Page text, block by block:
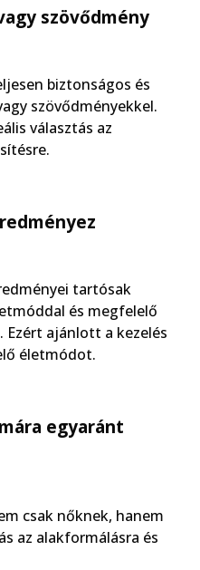
szövődmény
biztonságos és
szövődményekkel.
választás az
tartósak
és megfelelő
ajánlott a kezelés
életmódot.
egyaránt
csak nőknek, hanem
az alakformálásra és